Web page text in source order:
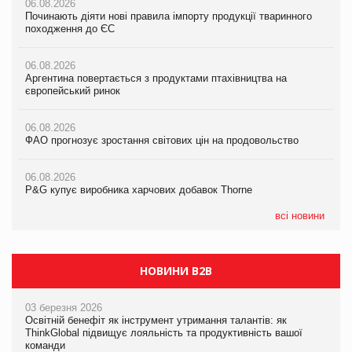
06.08.2026
Починають діяти нові правила імпорту продукції тваринного
походження до ЄС
06.08.2026
Аргентина повертається з продуктами птахівництва на
європейський ринок
06.08.2026
ФАО прогнозує зростання світових цін на продовольство
06.08.2026
P&G купує виробника харчових добавок Thorne
всі новини
06.08.2026
Починають діяти нові правила імпорту продукції тваринного
походження до ЄС
06.08.2026
Аргентина повертається з продуктами птахівництва на
європейський ринок
06.08.2026
ФАО прогнозує зростання світових цін на продовольство
06.08.2026
P&G купує виробника харчових добавок Thorne
06.08.2026
Починають діяти нові правила імпорту продукції тваринного
походження до ЄС
06.08.2026
Аргентина повертається з продуктами птахівництва на
європейський ринок
06.08.2026
ФАО прогнозує зростання світових цін на продовольство
06.08.2026
P&G купує виробника харчових добавок Thorne
НОВИНИ B2B
03 березня 2026
Освітній бенефіт як інструмент утримання талантів: як
ThinkGlobal підвищує лояльність та продуктивність вашої
команди